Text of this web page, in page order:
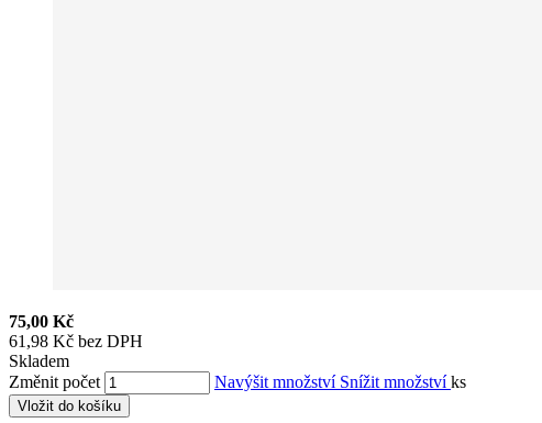
75,00 Kč
61,98 Kč bez DPH
Skladem
Změnit počet
Navýšit množství Snížit množstvíks
Vložit do košíku